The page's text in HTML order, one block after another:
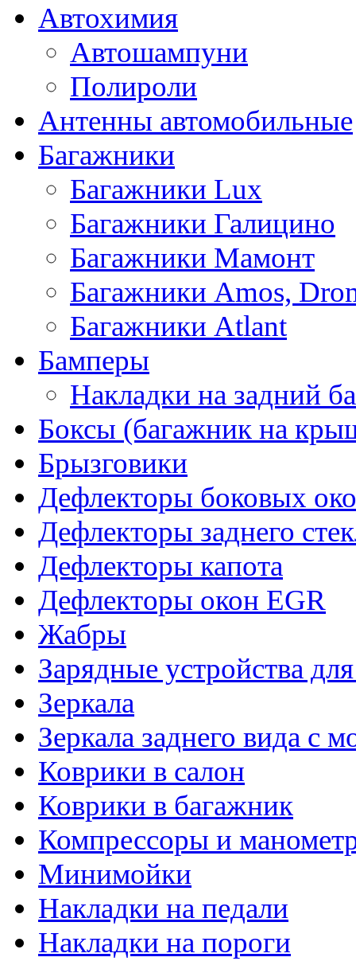
Автохимия
Автошампуни
Полироли
Антенны автомобильные
Багажники
Багажники Lux
Багажники Галицино
Багажники Мамонт
Багажники Amos,
Багажники Atlant
Бамперы
Накладки на задний
Боксы (багажник на
Брызговики
Дефлекторы боковых
Дефлекторы заднего
Дефлекторы капота
Дефлекторы окон EGR
Жабры
Зарядные устройства
Зеркала
Зеркала заднего вида с
Коврики в салон
Коврики в багажник
Компрессоры и
Минимойки
Накладки на педали
Накладки на пороги